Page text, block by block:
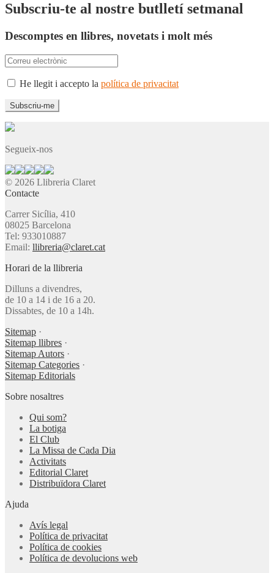
Subscriu-te al nostre butlletí setmanal
Descomptes en llibres, novetats i molt més
He llegit i accepto la política de privacitat
Segueix-nos
© 2026 Llibreria Claret
Contacte
Carrer Sicília, 410
08025 Barcelona
Tel: 933010887
Email: llibreria@claret.cat
Horari de la llibreria
Dilluns a divendres,
de 10 a 14 i de 16 a 20.
Dissabtes, de 10 a 14h.
Sitemap ·
Sitemap llibres ·
Sitemap Autors ·
Sitemap Categories ·
Sitemap Editorials
Sobre nosaltres
Qui som?
La botiga
El Club
La Missa de Cada Dia
Activitats
Editorial Claret
Distribuïdora Claret
Ajuda
Avís legal
Política de privacitat
Política de cookies
Política de devolucions web